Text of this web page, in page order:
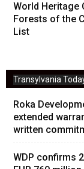
World Heritage
Forests of the
List
Transylvania
Roka
extended
written
WDP confirms